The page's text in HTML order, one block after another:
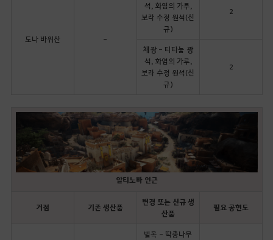
도나 바위산 -
석, 화염의 가루,
보라 수정 원석(신
규)
2
채광 - 티타늄 광
석, 화염의 가루,
보라 수정 원석(신
규)
2
알티노바 인근
거점 기존 생산품
변경 또는 신규 생
산품
필요 공헌도
벌목 - 딱총나무